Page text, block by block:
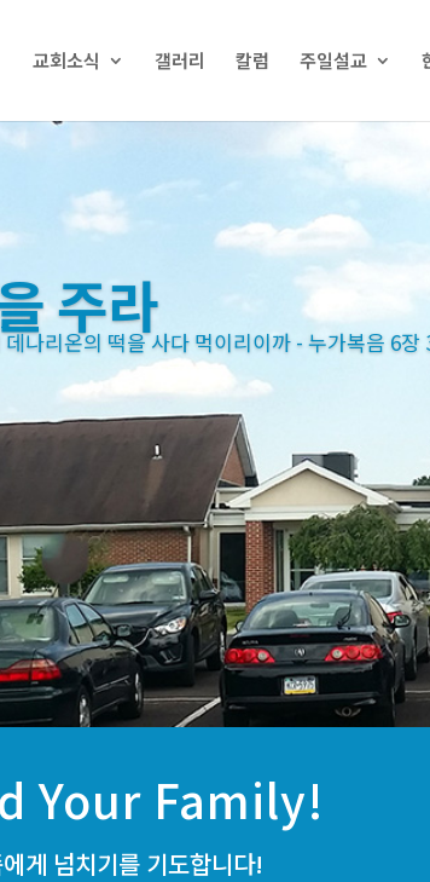
교회소식 갤러리 칼럼 주일설교
주라
나리온의 떡을 사다 먹이리이까 - 누가복음 6장
나리온의 떡을 사다 먹이리이까 - 누가복음 6장
Your Family!
게 넘치기를 기도합니다!